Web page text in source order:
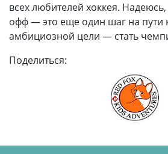
всех любителей хоккея.
офф — это еще один шаг на пути
амбициозной цели — стать
Поделиться: